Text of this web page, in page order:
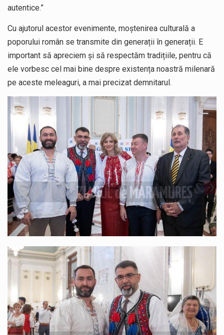
autentice.”
Cu ajutorul acestor evenimente, moștenirea culturală a
poporului român se transmite din generații în generații. E
important să apreciem și să respectăm tradițiile, pentru că
ele vorbesc cel mai bine despre existența noastră milenară
pe aceste meleaguri, a mai precizat demnitarul.